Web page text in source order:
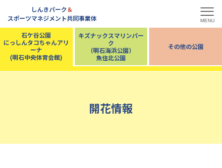
しんきパーク＆
スポーツマネジメント共同事業体
MENU
石ケ谷公園
にっしんタコちゃんアリ
ーナ
(明石中央体育会館)
キズナックスマリンパー
ク
（明石海浜公園）
魚住北公園
その他の公園
開花情報